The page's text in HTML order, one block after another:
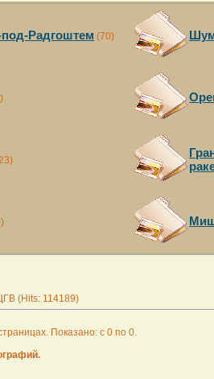
Радгоштем (70)
(Hits: 114189)
Показано: с 0 по 0.